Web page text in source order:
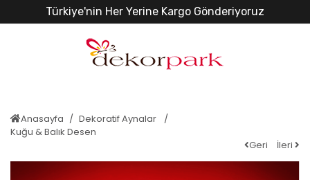
Türkiye'nin Her Yerine Kargo Gönderiyoruz
Anasayfa
Dekoratif Aynalar
Kuğu & Balık Desen
Geri
İleri